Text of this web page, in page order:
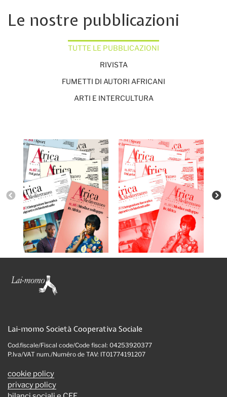
Le nostre pubblicazioni
TUTTE LE PUBBLICAZIONI
RIVISTA
FUMETTI DI AUTORI AFRICANI
ARTI E INTERCULTURA
Lai-momo Società Cooperativa Sociale
Cod.fiscale/Fiscal code/Code fiscal: 04253920377
P.Iva/VAT num./Numéro de TAV: IT01774191207
cookie policy
privacy policy